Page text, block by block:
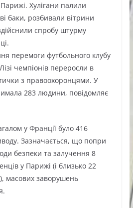
Хулігани палили
баки, розбивали вітрини
спробу штурму
перемоги футбольного клубу
чемпіонів переросли в
з правоохоронцями. У
283 людини, повідомляє
у Франції було 416
Зазначається, що попри
безпеки та залучення 8
у Парижі (і близько 22
масових заворушень